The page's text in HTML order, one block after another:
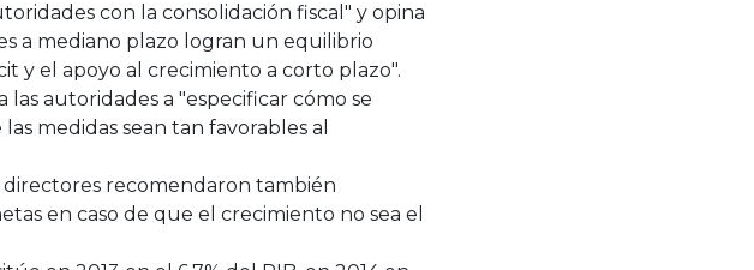
con la consolidación fiscal" y opina
a mediano plazo logran un equilibrio
y el apoyo al crecimiento a corto plazo".
las autoridades a "especificar cómo se
medidas sean tan favorables al
recomendaron también
en caso de que el crecimiento no sea el